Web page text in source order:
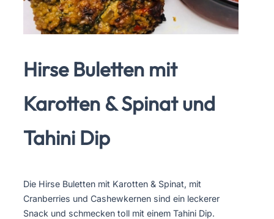
Hirse Buletten mit
Karotten & Spinat und
Tahini Dip
Die Hirse Buletten mit Karotten & Spinat, mit
Cranberries und Cashewkernen sind ein leckerer
Snack und schmecken toll mit einem Tahini Dip.